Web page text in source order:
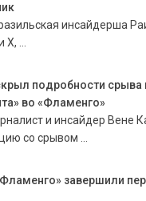
инсайдерша
Х, ...
подробности срыва
во «Фламенго»
и инсайдер Вене
со срывом ...
завершили